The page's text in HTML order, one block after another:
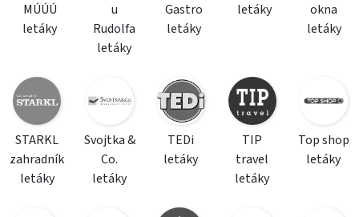
MÚÚÚ
letáky
u
Rudolfa
letáky
Gastro
letáky
letáky
okna
letáky
STARKL
zahradník
letáky
Svojtka &
Co.
letáky
TEDi
letáky
TIP
travel
letáky
Top shop
letáky